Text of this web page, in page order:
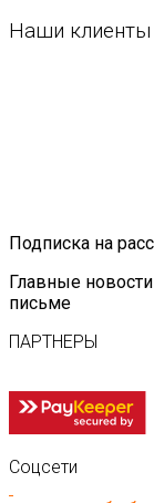
Наши клиенты
Подписка на
Главные
письме
ПАРТНЕРЫ
Соцсети